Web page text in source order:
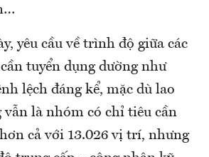
yêu cầu về trình độ giữa các
tuyển dụng dường như
lệch đáng kể, mặc dù lao
là nhóm có chỉ tiêu cần
cả với 13.026 vị trí, nhưng